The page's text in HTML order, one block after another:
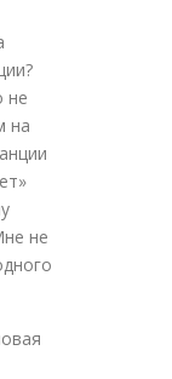
не
на
не